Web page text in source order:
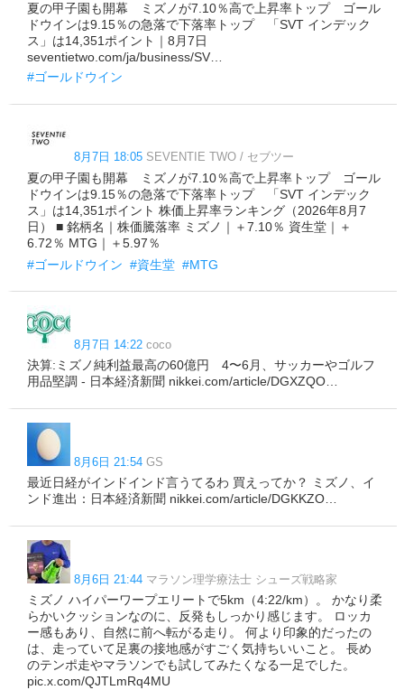
夏の甲子園も開幕 ミズノが7.10％高で上昇率トップ ゴール
ドウインは9.15％の急落で下落率トップ 「SVT インデック
ス」は14,351ポイント｜8月7日
seventietwo.com/ja/business/SV…
#ゴールドウイン
8月7日 18:05 SEVENTIE TWO / セブツー
夏の甲子園も開幕 ミズノが7.10％高で上昇率トップ ゴール
ドウインは9.15％の急落で下落率トップ 「SVT インデック
ス」は14,351ポイント 株価上昇率ランキング（2026年8月7
日） ■ 銘柄名｜株価騰落率 ミズノ｜＋7.10％ 資生堂｜＋
6.72％ MTG｜＋5.97％
#ゴールドウイン #資生堂 #MTG
8月7日 14:22 coco
決算:ミズノ純利益最高の60億円 4〜6月、サッカーやゴルフ
用品堅調 - 日本経済新聞 nikkei.com/article/DGXZQO…
8月6日 21:54 GS
最近日経がインドインド言うてるわ 買えってか？ ミズノ、イ
ンド進出：日本経済新聞 nikkei.com/article/DGKKZO…
8月6日 21:44 マラソン理学療法士 シューズ戦略家
ミズノ ハイパーワープエリートで5km（4:22/km）。 かなり柔
らかいクッションなのに、反発もしっかり感じます。 ロッカ
ー感もあり、自然に前へ転がる走り。 何より印象的だったの
は、走っていて足裏の接地感がすごく気持ちいいこと。 長め
のテンポ走やマラソンでも試してみたくなる一足でした。
pic.x.com/QJTLmRq4MU